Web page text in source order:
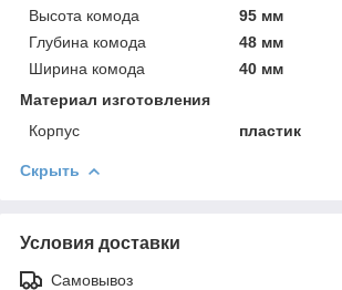
Высота комода
95 мм
Глубина комода
48 мм
Ширина комода
40 мм
Материал изготовления
Корпус
пластик
Скрыть
Условия доставки
Самовывоз